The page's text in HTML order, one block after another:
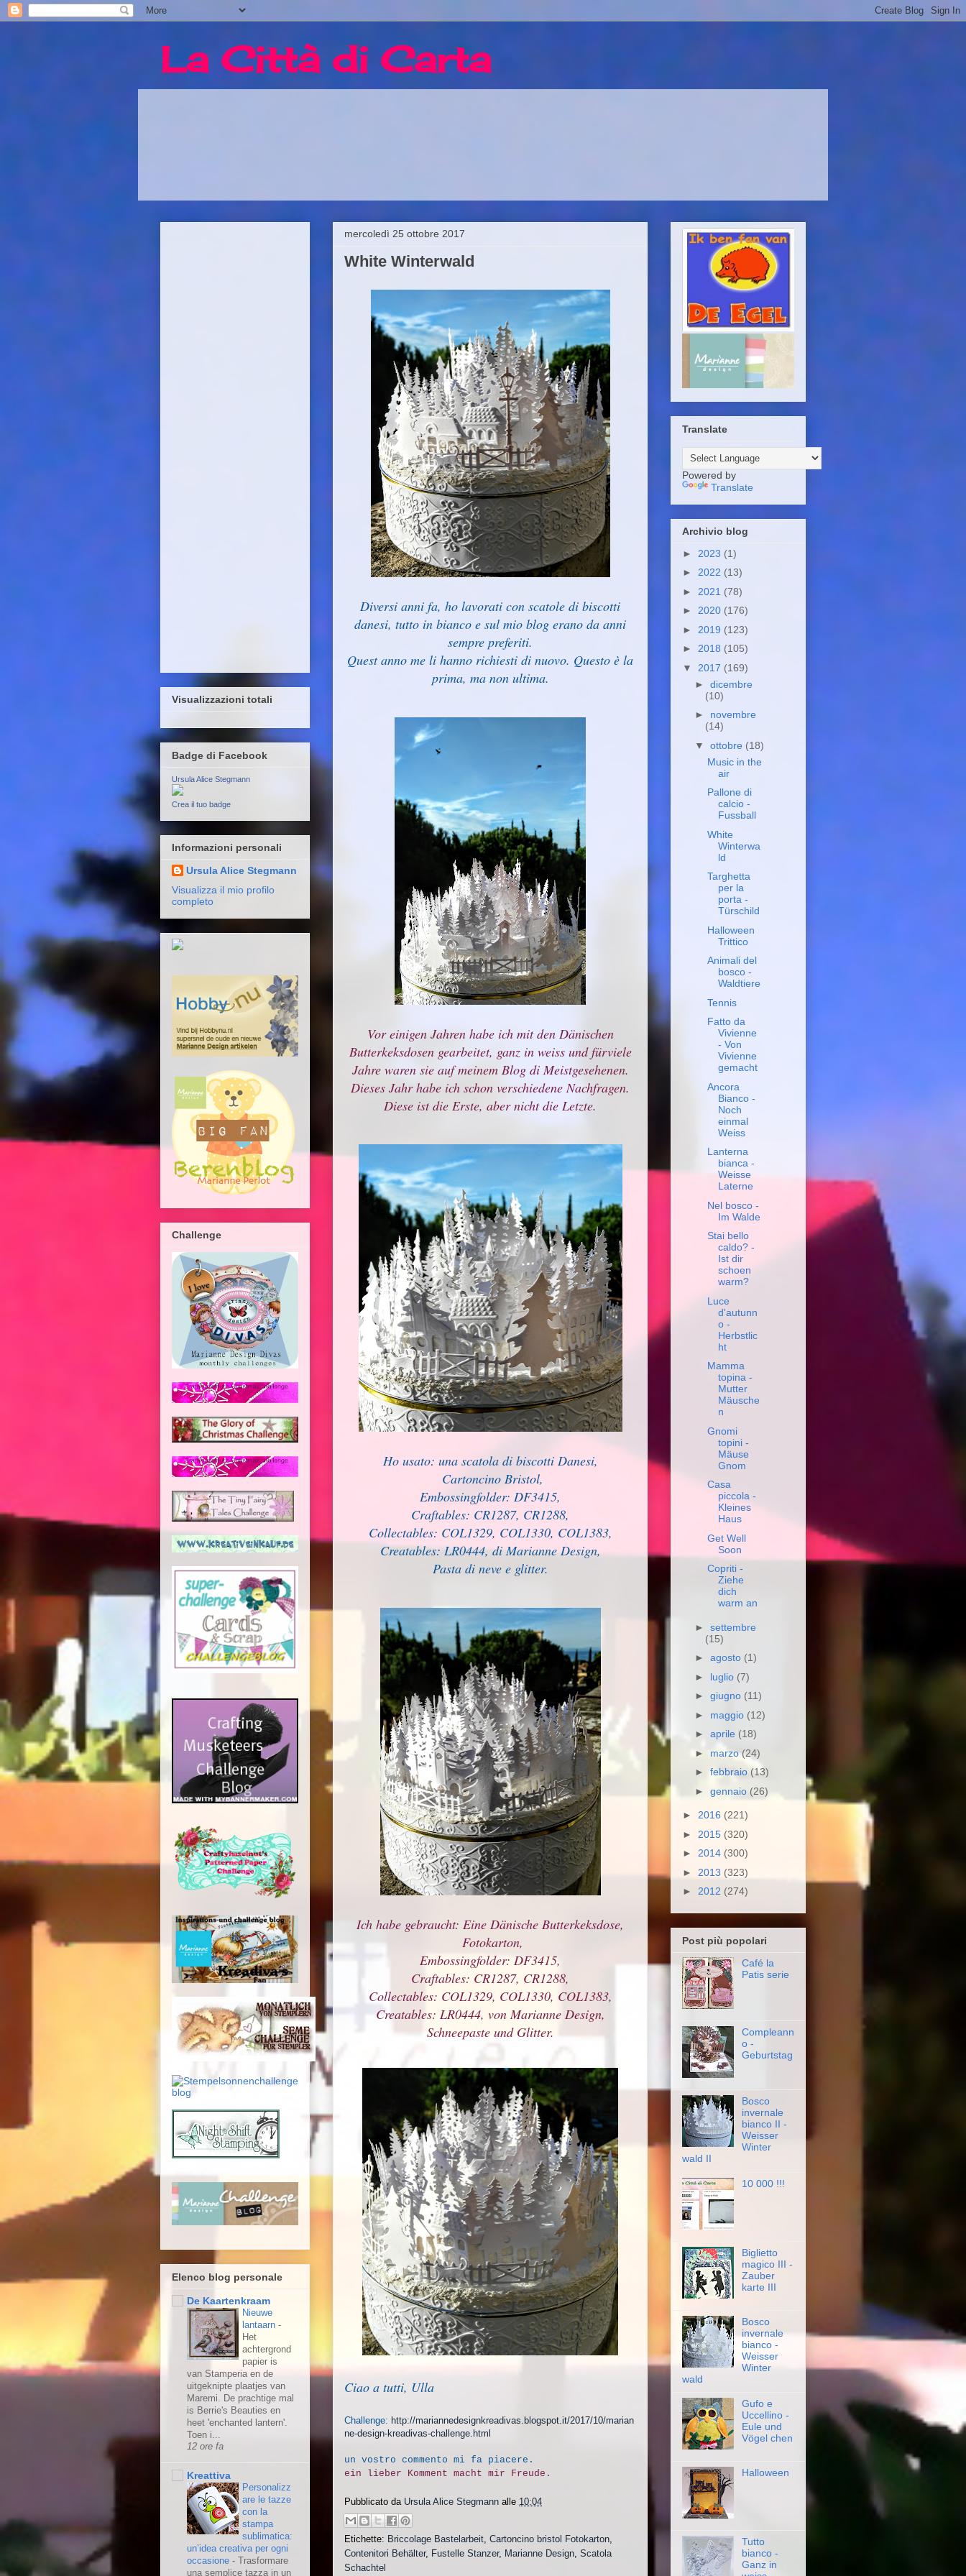
La Città di Carta
mercoledì 25 ottobre 2017
White Winterwald
Diversi anni fa, ho lavorati con scatole di biscotti
danesi, tutto in bianco e sul mio blog erano da anni
sempre preferiti.
Quest anno me li hanno richiesti di nuovo. Questo è la
prima, ma non ultima.
Vor einigen Jahren habe ich mit den Dänischen
Butterkeksdosen gearbeitet, ganz in weiss und fürviele
Jahre waren sie auf meinem Blog di Meistgesehenen.
Dieses Jahr habe ich schon verschiedene Nachfragen.
Diese ist die Erste, aber nicht die Letzte.
Ho usato: una scatola di biscotti Danesi,
Cartoncino Bristol,
Embossingfolder: DF3415,
Craftables: CR1287, CR1288,
Collectables: COL1329, COL1330, COL1383,
Creatables: LR0444, di Marianne Design,
Pasta di neve e glitter.
Ich habe gebraucht: Eine Dänische Butterkeksdose,
Fotokarton,
Embossingfolder: DF3415,
Craftables: CR1287, CR1288,
Collectables: COL1329, COL1330, COL1383,
Creatables: LR0444, von Marianne Design,
Schneepaste und Glitter.
Ciao a tutti, Ulla
Challenge: http://mariannedesignkreadivas.blogspot.it/2017/10/marian
ne-design-kreadivas-challenge.html
un vostro commento mi fa piacere.
ein lieber Komment macht mir Freude.
Pubblicato da Ursula Alice Stegmann alle 10:04
Etichette: Briccolage Bastelarbeit, Cartoncino bristol Fotokarton,
Contenitori Behälter, Fustelle Stanzer, Marianne Design, Scatola
Schachtel
Visualizzazioni totali
Badge di Facebook
Ursula Alice Stegmann
Crea il tuo badge
Informazioni personali
Ursula Alice Stegmann
Visualizza il mio profilo
completo
Challenge
Elenco blog personale
De Kaartenkraam
Nieuwe
lantaarn -
Het
achtergrond
papier is
van Stamperia en de
uitgeknipte plaatjes van
Maremi. De prachtige mal
is Berrie's Beauties en
heet 'enchanted lantern'.
Toen i...
12 ore fa
Kreattiva
Personalizz
are le tazze
con la
stampa
sublimatica:
un’idea creativa per ogni
occasione - Trasformare
una semplice tazza in un
Translate
Powered by
Translate
Archivio blog
► 2023 (1)
► 2022 (13)
► 2021 (78)
► 2020 (176)
► 2019 (123)
► 2018 (105)
▼ 2017 (169)
► dicembre
(10)
► novembre
(14)
▼ ottobre (18)
Music in the
air
Pallone di
calcio -
Fussball
White
Winterwa
ld
Targhetta
per la
porta -
Türschild
Halloween
Trittico
Animali del
bosco -
Waldtiere
Tennis
Fatto da
Vivienne
- Von
Vivienne
gemacht
Ancora
Bianco -
Noch
einmal
Weiss
Lanterna
bianca -
Weisse
Laterne
Nel bosco -
Im Walde
Stai bello
caldo? -
Ist dir
schoen
warm?
Luce
d'autunn
o -
Herbstlic
ht
Mamma
topina -
Mutter
Mäusche
n
Gnomi
topini -
Mäuse
Gnom
Casa
piccola -
Kleines
Haus
Get Well
Soon
Copriti -
Ziehe
dich
warm an
► settembre
(15)
► agosto (1)
► luglio (7)
► giugno (11)
► maggio (12)
► aprile (18)
► marzo(24)
► febbraio (13)
► gennaio (26)
► 2016 (221)
► 2015 (320)
► 2014 (300)
► 2013 (323)
► 2012 (274)
Post più popolari
Café la
Patis serie
Compleann
o -
Geburtstag
Bosco
invernale
bianco II -
Weisser
Winter
wald II
10 000 !!!
Biglietto
magico III -
Zauber
karte III
Bosco
invernale
bianco -
Weisser
Winter
wald
Gufo e
Uccellino -
Eule und
Vögel chen
Halloween
Tutto
bianco -
Ganz in